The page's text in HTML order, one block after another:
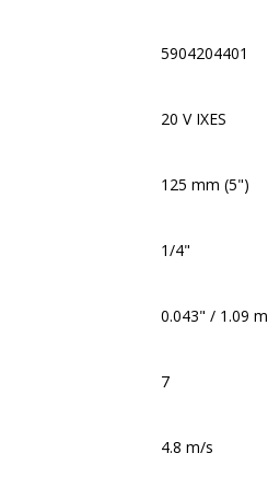
5904204401
20 V IXES
125 mm (5")
1/4"
0.043" / 1.09
7
4.8 m/s